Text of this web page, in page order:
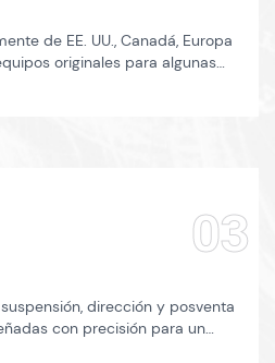
de EE. UU., Canadá, Europa
originales para algunas
03
dirección y posventa
con precisión para un